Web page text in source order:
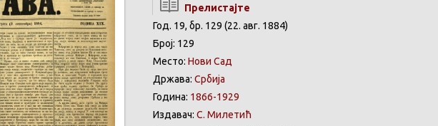
Прелистајте
Год. 19, бр. 129 (22. авг. 1884)
Број: 129
Место: Нови Сад
Држава: Србија
Година: 1866-1929
Издавач: С. Милетић